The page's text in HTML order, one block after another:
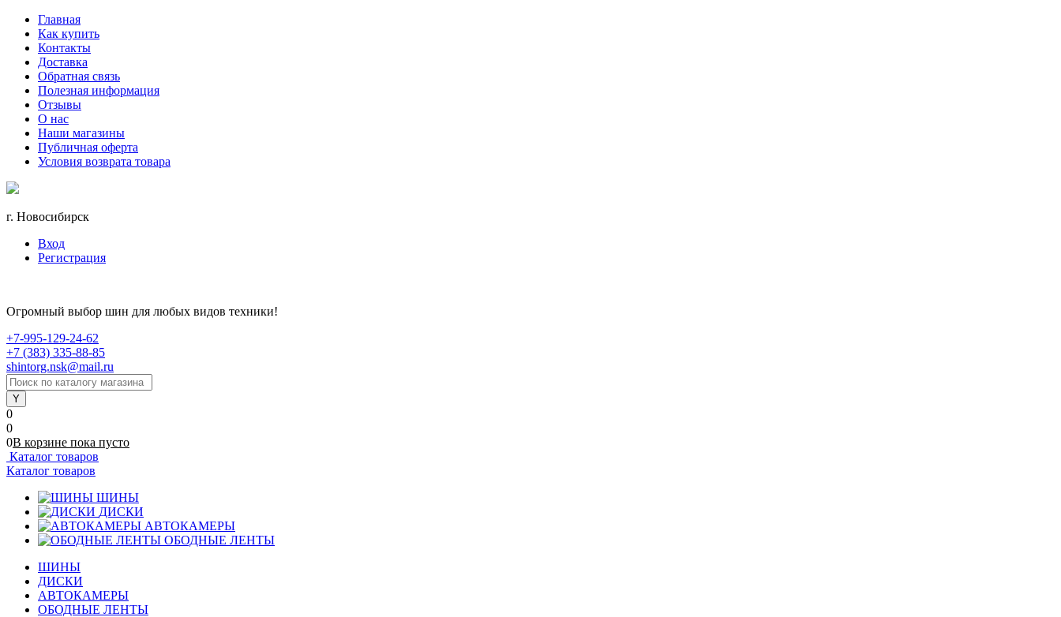
Главная
Как купить
Контакты
Доставка
Обратная связь
Полезная информация
Отзывы
О нас
Наши магазины
Публичная оферта
Условия возврата товара
г. Новосибирск
Вход
Регистрация
Огромный выбор шин для любых видов техники!
+7-995-129-24-62
+7 (383) 335-88-85
shintorg.nsk@mail.ru
0
0
0В корзине пока пусто
Каталог товаров
Каталог товаров
ШИНЫ
ДИСКИ
АВТОКАМЕРЫ
ОБОДНЫЕ ЛЕНТЫ
ШИНЫ
ДИСКИ
АВТОКАМЕРЫ
ОБОДНЫЕ ЛЕНТЫ